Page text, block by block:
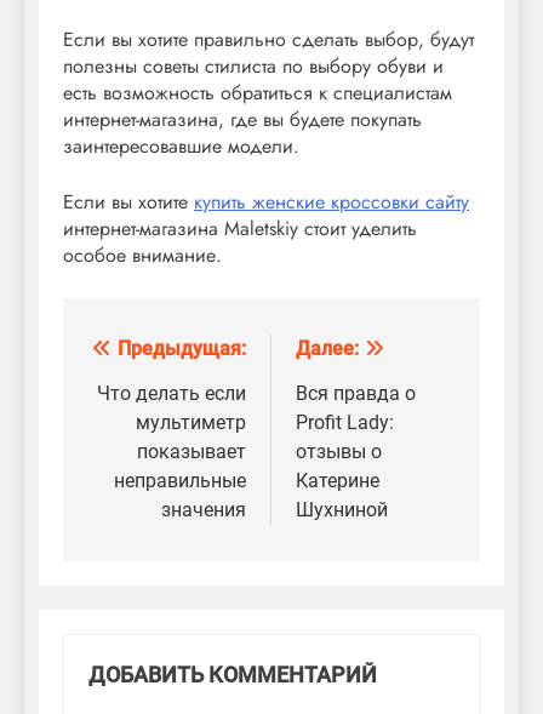
Если вы хотите правильно сделать выбор, будут
полезны советы стилиста по выбору обуви и
есть возможность обратиться к специалистам
интернет-магазина, где вы будете покупать
заинтересовавшие модели.
Если вы хотите купить женские кроссовки сайту
интернет-магазина Maletskiy стоит уделить
особое внимание.
Навигация
по
записям
Предыдущая:
Что делать если
мультиметр
показывает
неправильные
значения
Далее:
Вся правда о
Profit Lady:
отзывы о
Катерине
Шухниной
ДОБАВИТЬ КОММЕНТАРИЙ